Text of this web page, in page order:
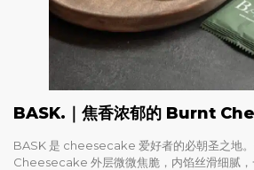
BASK.｜焦香浓郁的 Burnt
BASK 是 cheesecake 爱好者的必朝圣之地
Cheesecake 外层微微焦脆，内馅丝滑细腻